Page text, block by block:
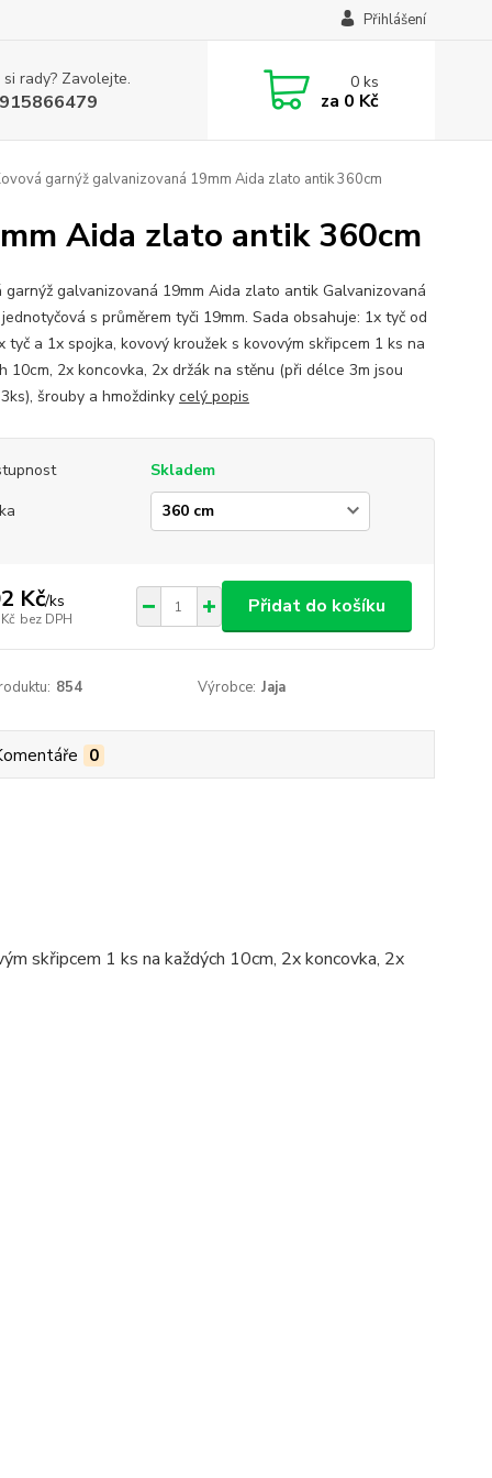
Přihlášení
rady? Zavolejte. 0ks
za 0 Kč
garnýž galvanizovaná 19mm Aida zlato antik 360cm
Aida zlato antik 360cm
garnýž galvanizovaná 19mm Aida zlato antik Galvanizovaná
s průměrem tyči 19mm. Sada obsahuje: 1x tyč od
tyč a 1x spojka, kovový kroužek s kovovým skřipcem 1 ks na
10cm, 2x koncovka, 2x držák na stěnu (při délce 3m jsou
šrouby a hmoždinky celý popis
Skladem
Kč/ks
bez DPH
Přidat do košíku
854 Výrobce: Jaja
0
skřipcem 1 ks na každých 10cm, 2x koncovka, 2x